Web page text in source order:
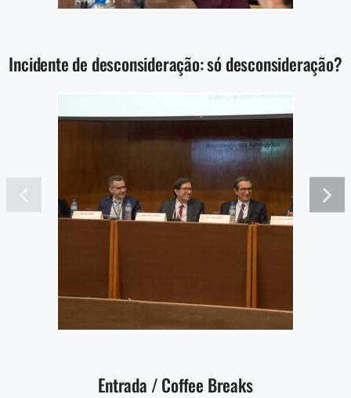
Incidente de desconsideração: só desconsideração?
Entrada / Coffee Breaks